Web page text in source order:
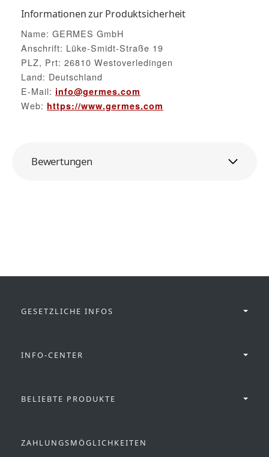
Informationen zur Produktsicherheit
Name: GERMES GmbH
Anschrift: Lüke-Smidt-Straße 19
PLZ, Prt: 26810 Westoverledingen
Land: Deutschland
E-Mail: info@germes.com
Web: https://www.germes.com
Bewertungen
GESETZLICHE INFOS
INFO-CENTER
BELIEBTE PRODUKTE
ZAHLUNGSMÖGLICHKEITEN